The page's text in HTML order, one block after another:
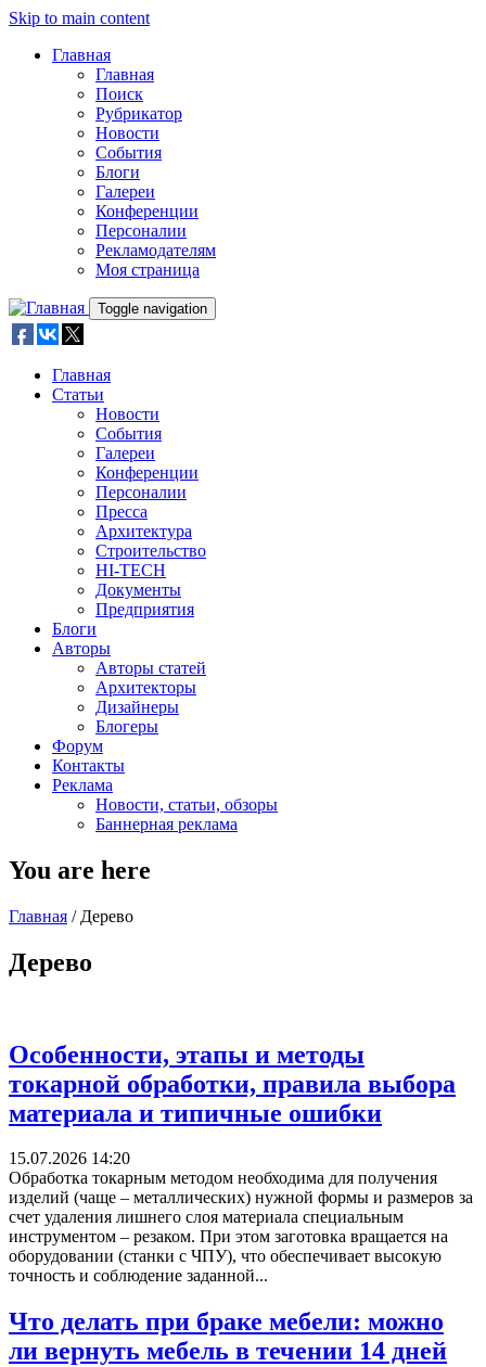
Skip to main content
Главная
Главная
Поиск
Рубрикатор
Новости
События
Блоги
Галереи
Конференции
Персоналии
Рекламодателям
Моя страница
Toggle navigation
Главная
Статьи
Новости
События
Галереи
Конференции
Персоналии
Пресса
Архитектура
Строительство
HI-TECH
Документы
Предприятия
Блоги
Авторы
Авторы статей
Архитекторы
Дизайнеры
Блогеры
Форум
Контакты
Реклама
Новости, статьи, обзоры
Баннерная реклама
You are here
Главная / Дерево
Дерево
Особенности, этапы и методы
токарной обработки, правила выбора
материала и типичные ошибки
15.07.2026 14:20
Обработка токарным методом необходима для получения
изделий (чаще – металлических) нужной формы и размеров за
счет удаления лишнего слоя материала специальным
инструментом – резаком. При этом заготовка вращается на
оборудовании (станки с ЧПУ), что обеспечивает высокую
точность и соблюдение заданной...
Что делать при браке мебели: можно
ли вернуть мебель в течении 14 дней